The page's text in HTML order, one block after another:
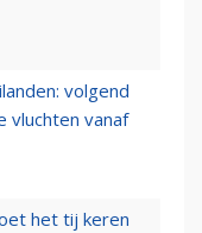
volgend
vluchten vanaf
het tij keren